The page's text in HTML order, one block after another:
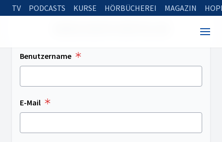
TV PODCASTS KURSE HÖRBÜCHEREI MAGAZIN
Benutzername
E-Mail